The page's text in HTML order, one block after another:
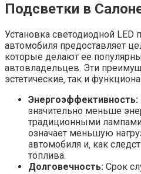
Подсветки в
Установка светодиодной LED
автомобиля предоставляет
которые делают ее
автовладельцев. Эти
эстетические‚ так и
Энергоэффективность:
значительно меньше
традиционными
означает меньшую
автомобиля и‚ как
топлива.
Долговечность: Срок